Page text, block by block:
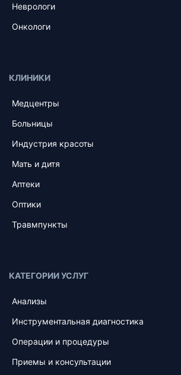
Неврологи
Онкологи
КЛИНИКИ
Медцентры
Больницы
Индустрия красоты
Мать и дитя
Аптеки
Оптики
Травмпункты
КАТЕГОРИИ УСЛУГ
Анализы
Инструментальная диагностика
Операции и процедуры
Приемы и консультации